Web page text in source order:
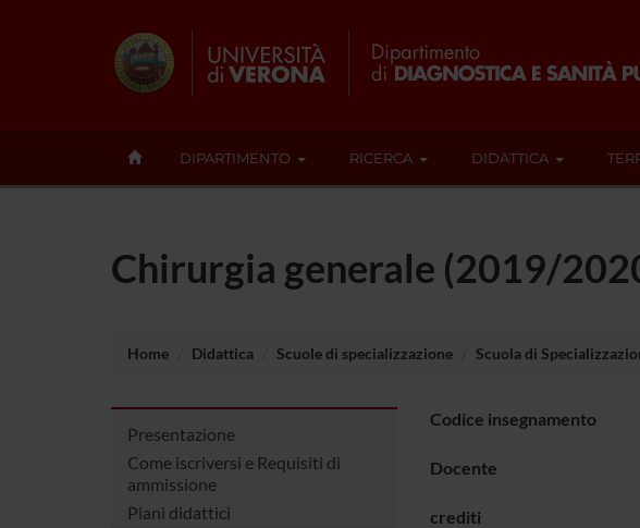
DIPARTIMENTO RICERCA DIDATTICA
Chirurgia generale (2019/
Home Didattica Scuole di specializzazione Scuola di
Presentazione
Come iscriversi e Requisiti di
ammissione
Piani didattici
Codice insegnamento
Docente
crediti